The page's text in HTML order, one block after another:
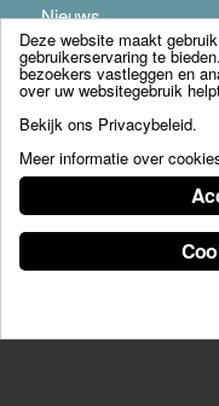
Nieuws
© Copyright - Franciscus Huis
Deze website maakt
gebruikerservaring te
bezoekers vastleggen en
over uw websitegebruik
Bekijk ons Privacybeleid.
Meer informatie over